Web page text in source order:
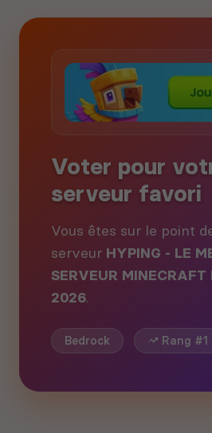
Voter pour
serveur favori
Vous êtes sur le point
serveur HYPING - LE
SERVEUR MINECRAFT
2026.
Bedrock Rang #1